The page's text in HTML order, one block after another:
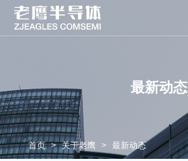
最新动态
首页 > 关于老鹰 > 最新动态